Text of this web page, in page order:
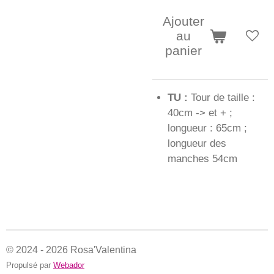
Ajouter
au
panier
TU : Tour de taille :
40cm -> et + ;
longueur : 65cm ;
longueur des
manches 54cm
© 2024 - 2026 Rosa'Valentina
Propulsé par Webador